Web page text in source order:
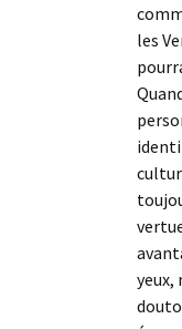
les
yeux,